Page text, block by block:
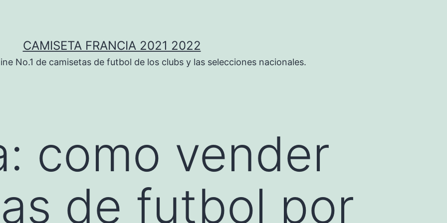
CAMISETA FRANCIA 2021 2022
No.1 de camisetas de futbol de los clubs y las selecciones nacionales.
como vender
de futbol por